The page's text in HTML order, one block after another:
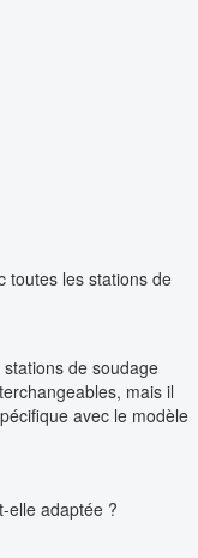
toutes les stations de
de soudage
mais il
avec le modèle
elle adaptée ?